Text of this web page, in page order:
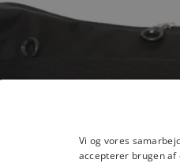
Vi og vores
accepterer brugen af